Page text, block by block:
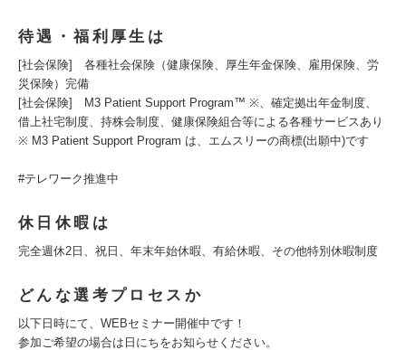
待遇・福利厚生は
[社会保険] 各種社会保険（健康保険、厚生年金保険、雇用保険、労
災保険）完備
[社会保険] M3 Patient Support Program™ ※、確定拠出年金制度、
借上社宅制度、持株会制度、健康保険組合等による各種サービスあり
※ M3 Patient Support Program は、エムスリーの商標(出願中)です
#テレワーク推進中
休日休暇は
完全週休2日、祝日、年末年始休暇、有給休暇、その他特別休暇制度
どんな選考プロセスか
以下日時にて、WEBセミナー開催中です！
参加ご希望の場合は日にちをお知らせください。